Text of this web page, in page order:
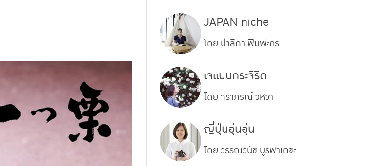
JAPAN niche
โดย ปาลิดา พิมพะกร
เจแปนกระจิริด
โดย จิราภรณ์ วิหวา
ญี่ปุ่นอุ่นอุ่น
โดย วรรณวนัช บูรพาเดชะ